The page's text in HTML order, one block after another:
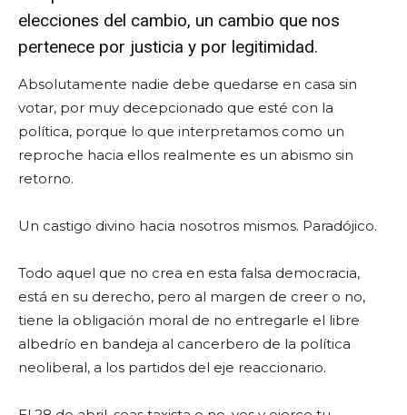
elecciones del cambio, un cambio que nos
pertenece por justicia y por legitimidad.
Absolutamente nadie debe quedarse en casa sin
votar, por muy decepcionado que esté con la
política, porque lo que interpretamos como un
reproche hacia ellos realmente es un abismo sin
retorno.
Un castigo divino hacia nosotros mismos. Paradójico.
Todo aquel que no crea en esta falsa democracia,
está en su derecho, pero al margen de creer o no,
tiene la obligación moral de no entregarle el libre
albedrío en bandeja al cancerbero de la política
neoliberal, a los partidos del eje reaccionario.